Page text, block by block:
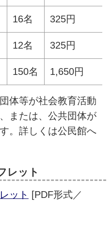
16名 325円
12名 325円
150名 1,650円
体等が社会教育活動
または、公共団体が
。詳しくは公民館へ
レット
ット [PDF形式／